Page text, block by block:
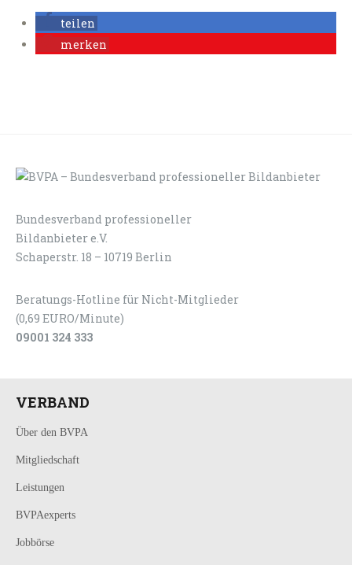
teilen
merken
Bundesverband professioneller
Bildanbieter e.V.
Schaperstr. 18 – 10719 Berlin
Beratungs-Hotline für Nicht-Mitglieder
(0,69 EURO/Minute)
09001 324 333
VERBAND
Über den BVPA
Mitgliedschaft
Leistungen
BVPAexperts
Jobbörse